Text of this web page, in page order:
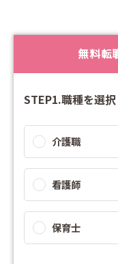
無料転
STEP1.職種を選
介護職
看護師
保育士